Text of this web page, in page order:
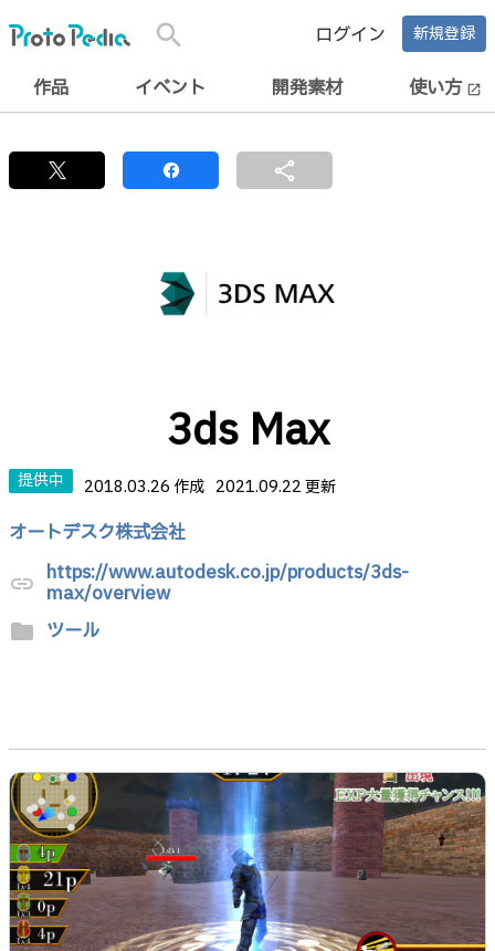
search ログイン 新規登録
作品 イベント 開発素材 使い方 open_in_new
share
3ds Max
提供中 2018.03.26 作成 2021.09.22 更新
オートデスク株式会社
link https://www.autodesk.co.jp/products/3ds-
max/overview
folder ツール